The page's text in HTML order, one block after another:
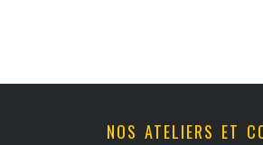
NOS ATELIERS ET